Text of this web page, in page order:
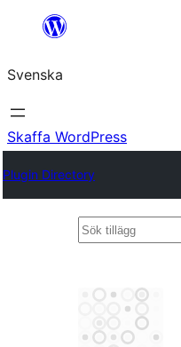
Hoppa
innehåll
Svenska
Skaffa WordPress
Plugin Directory
Sök